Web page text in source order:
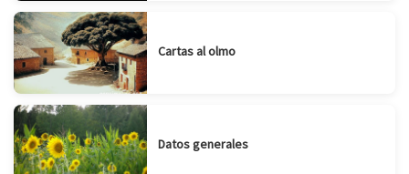
Cartas al olmo
Datos generales